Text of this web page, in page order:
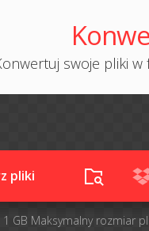
swoje pliki
pliki
GB Maksymalny rozmiar